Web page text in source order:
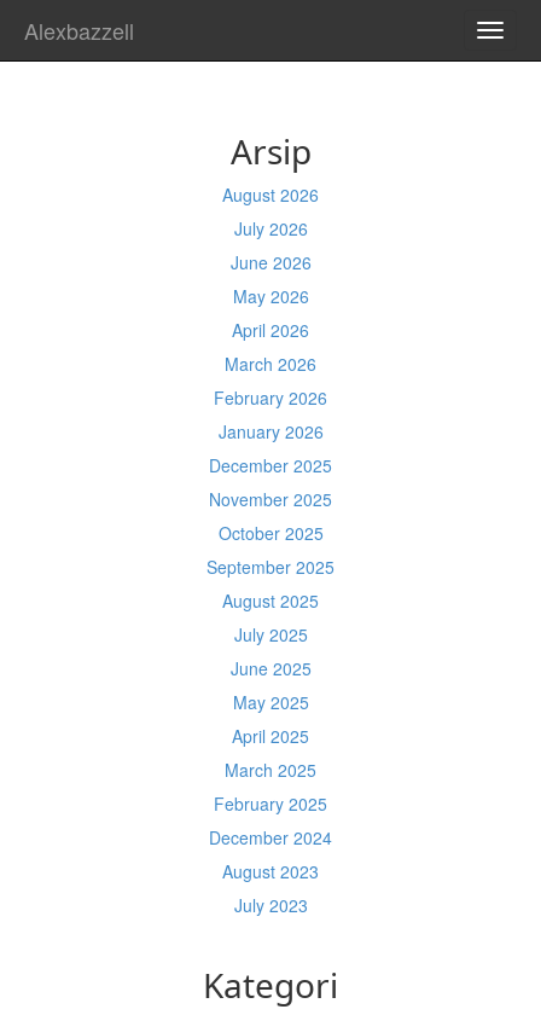
Alexbazzell
Arsip
August 2026
July 2026
June 2026
May 2026
April 2026
March 2026
February 2026
January 2026
December 2025
November 2025
October 2025
September 2025
August 2025
July 2025
June 2025
May 2025
April 2025
March 2025
February 2025
December 2024
August 2023
July 2023
Kategori